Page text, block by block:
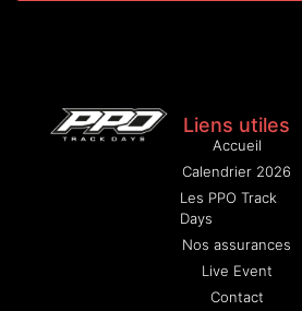
Liens utiles
Accueil
Calendrier 2026
Les PPO Track
Days
Nos assurances
Live Event
Contact